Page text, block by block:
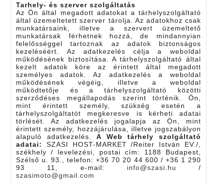
Tarhely- és szerver szolgáltatás
Az Ön által megadott adatokat a tárhelyszolgáltató
által üzemeltetett szerver tárolja. Az adatokhoz csak
munkatársaink, illetve a szervert üzemeltető
munkatársak férhetnek hozzá, de mindannyian
felelősséggel tartoznak az adatok biztonságos
kezeléséért. Az adatkezelés célja a weboldal
működésének biztosítása. A tárhelyszolgáltató által
kezelt adatok köre az érintett által megadott
személyes adatok. Az adatkezelés a weboldal
működésének végéig, illetve a weboldal
működtetője és a tárhelyszolgáltató közötti
szerződéses megállapodás szerint történik. Ön,
mint érintett személy, szükség esetén a
tárhelyszolgáltatót megkeresve is kérheti adatai
törlését. Az adatkezelés jogalapja az Ön, mint
érintett személy, hozzájárulása, illetve jogszabályon
alapuló adatkezelés.A Web tárhely szolgáltató
adatai:SZASI HOST-MARKET /Reiter István EV./,
székhely / levelezési, postai cím: 1188 Budapest,
Szélső u. 93., telefon: +36 70 20 44 600 / +36 1 290
93 11, e-mail: info@szasi.hu /
szasimoto@gmail.com